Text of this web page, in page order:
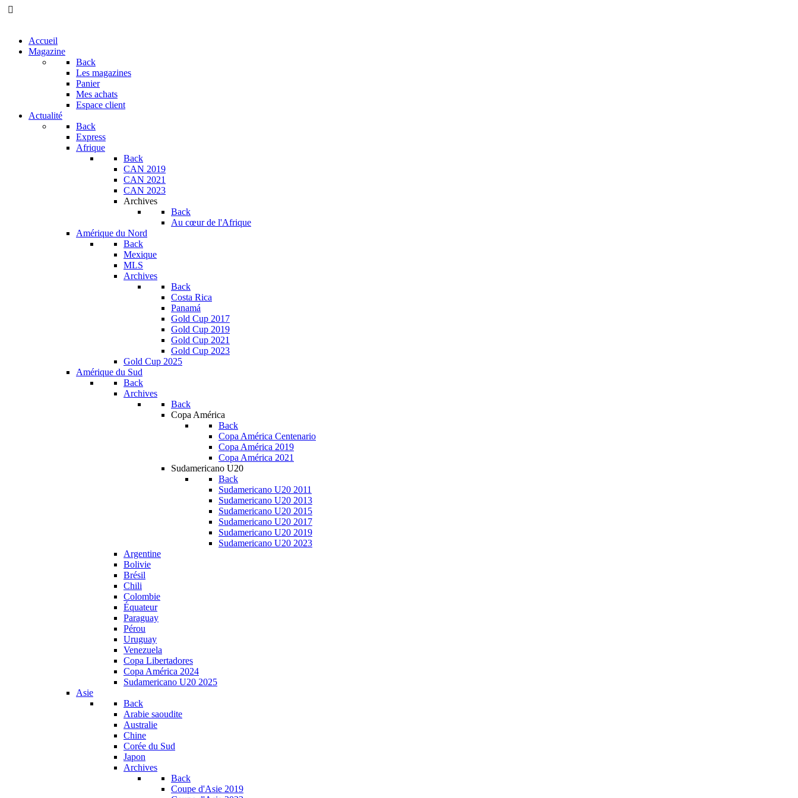
Accueil
Magazine
Back
Les magazines
Panier
Mes achats
Espace client
Actualité
Back
Express
Afrique
Back
CAN 2019
CAN 2021
CAN 2023
Archives
Back
Au cœur de l'Afrique
Amérique du Nord
Back
Mexique
MLS
Archives
Back
Costa Rica
Panamá
Gold Cup 2017
Gold Cup 2019
Gold Cup 2021
Gold Cup 2023
Gold Cup 2025
Amérique du Sud
Back
Archives
Back
Copa América
Back
Copa América Centenario
Copa América 2019
Copa América 2021
Sudamericano U20
Back
Sudamericano U20 2011
Sudamericano U20 2013
Sudamericano U20 2015
Sudamericano U20 2017
Sudamericano U20 2019
Sudamericano U20 2023
Argentine
Bolivie
Brésil
Chili
Colombie
Équateur
Paraguay
Pérou
Uruguay
Venezuela
Copa Libertadores
Copa América 2024
Sudamericano U20 2025
Asie
Back
Arabie saoudite
Australie
Chine
Corée du Sud
Japon
Archives
Back
Coupe d'Asie 2019